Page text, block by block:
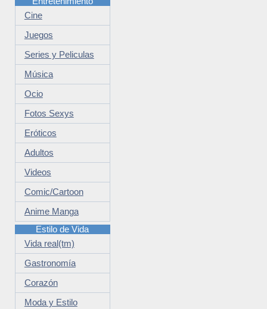
Cine
Juegos
Series y Peliculas
Música
Ocio
Fotos Sexys
Eróticos
Adultos
Videos
Comic/Cartoon
Anime Manga
Estilo de Vida
Vida real(tm)
Gastronomía
Corazón
Moda y Estilo